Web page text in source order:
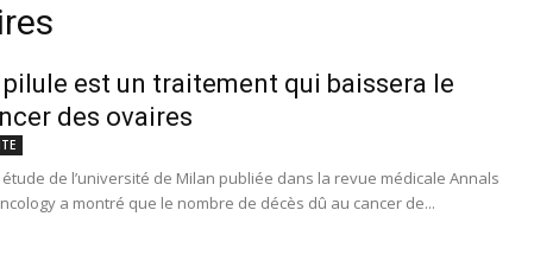
pilule est un traitement qui baissera le
des ovaires
étude de l’université de Milan publiée dans la revue médicale Annals
a montré que le nombre de décès dû au cancer de...